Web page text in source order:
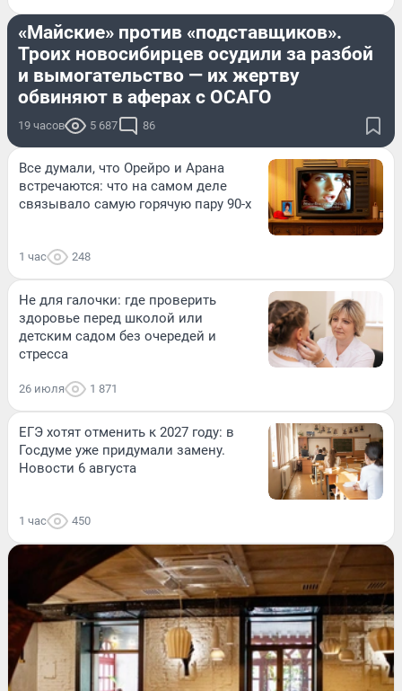
«Майские» против «подставщиков».
Троих новосибирцев осудили за разбой
и вымогательство — их жертву
обвиняют в аферах с ОСАГО
19 часов 5 687 86
Все думали, что Орейро и Арана
встречаются: что на самом деле
связывало самую горячую пару 90-х
1 час 248
Не для галочки: где проверить
здоровье перед школой или
детским садом без очередей и
стресса
26 июля 1 871
ЕГЭ хотят отменить к 2027 году: в
Госдуме уже придумали замену.
Новости 6 августа
1 час 450